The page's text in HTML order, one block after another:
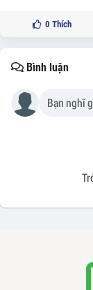
0 Thích
Bình luận